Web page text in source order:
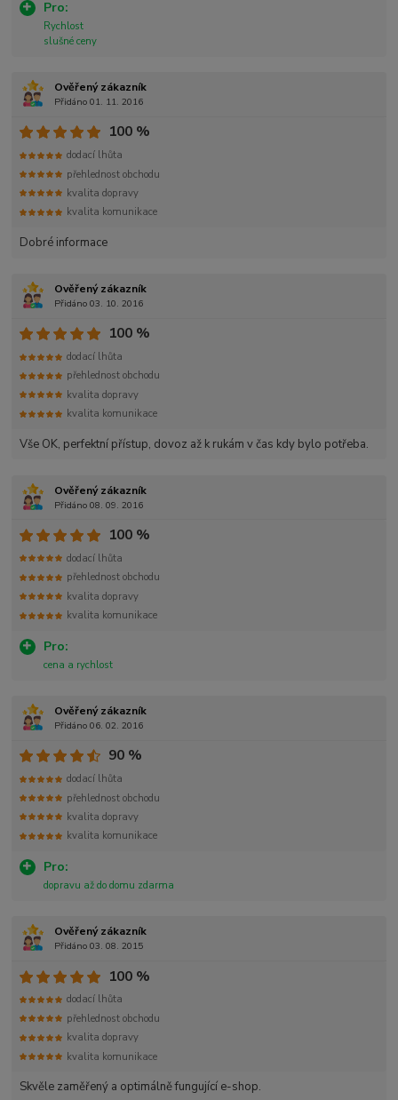
Pro:
Rychlost
slušné ceny
Ověřený zákazník
Přidáno 01. 11. 2016
Dobré informace
100 %
dodací lhůta
přehlednost obchodu
kvalita dopravy
kvalita komunikace
Ověřený zákazník
Přidáno 03. 10. 2016
Vše OK, perfektní přístup, dovoz až k rukám v čas kdy bylo potřeba.
100 %
dodací lhůta
přehlednost obchodu
kvalita dopravy
kvalita komunikace
Ověřený zákazník
Přidáno 08. 09. 2016
Pro:
cena a rychlost
100 %
dodací lhůta
přehlednost obchodu
kvalita dopravy
kvalita komunikace
Ověřený zákazník
Přidáno 06. 02. 2016
Pro:
dopravu až do domu zdarma
90 %
dodací lhůta
přehlednost obchodu
kvalita dopravy
kvalita komunikace
Ověřený zákazník
Přidáno 03. 08. 2015
Skvěle zaměřený a optimálně fungující e-shop.
100 %
dodací lhůta
přehlednost obchodu
kvalita dopravy
kvalita komunikace